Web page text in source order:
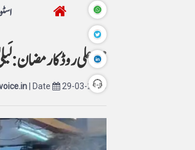
محمد علی روڈ کا رمضان:
| Date 29-03-2025